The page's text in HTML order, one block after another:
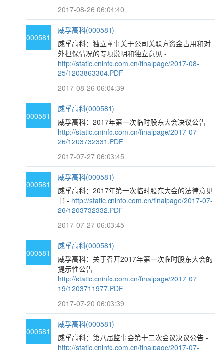
2017-08-26 06:04:40
000581
威孚高科(000581)
威孚高科：独立董事关于公司关联方资金占用和对
外担保情况的专项说明和独立意见 -
http://static.cninfo.com.cn/finalpage/2017-08-
25/1203863304.PDF
2017-08-26 06:04:39
000581
威孚高科(000581)
威孚高科：2017年第一次临时股东大会决议公告 -
http://static.cninfo.com.cn/finalpage/2017-07-
26/1203732331.PDF
2017-07-27 06:03:45
000581
威孚高科(000581)
威孚高科：2017年第一次临时股东大会的法律意见
书 - http://static.cninfo.com.cn/finalpage/2017-07-
26/1203732332.PDF
2017-07-27 06:03:45
000581
威孚高科(000581)
威孚高科：关于召开2017年第一次临时股东大会的
提示性公告 -
http://static.cninfo.com.cn/finalpage/2017-07-
19/1203711977.PDF
2017-07-20 06:03:39
000581
威孚高科(000581)
威孚高科：第八届监事会第十二次会议决议公告 -
http://static.cninfo.com.cn/finalpage/2017-07-